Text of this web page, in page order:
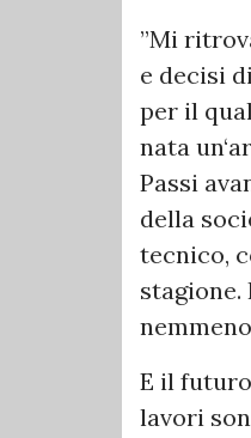
”Mi
e decisi
per il
nata
Passi
della
tecnico,
stagione.
E il
lavori